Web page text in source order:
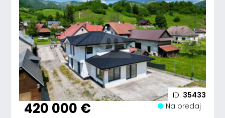
ID: 35433
420 000 € Na predaj